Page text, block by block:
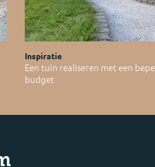
Inspiratie
Een tuin realiseren met een
budget